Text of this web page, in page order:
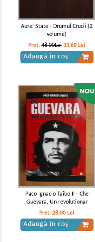
Aurel State - Drumul Crucii (2
volume)
Pret:48,00Lei 33,60 Lei
Adaugă în coș
Paco Ignacio Taibo II - Che
Guevara. Un revolutionar
controversat
Pret:28,00 Lei
Adaugă în coș